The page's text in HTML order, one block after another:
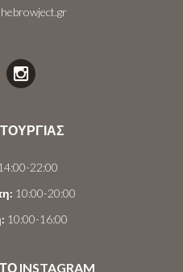
22:00
10:00-20:00
10:00-16:00
INSTAGRAM